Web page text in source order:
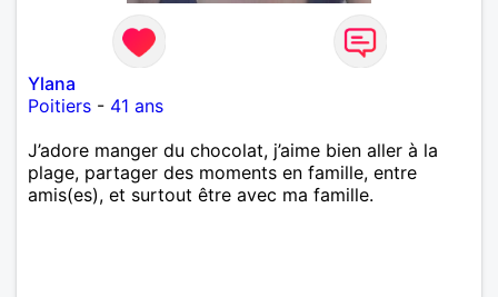
Ylana
Poitiers - 41 ans
J’adore manger du chocolat, j’aime bien aller à la
plage, partager des moments en famille, entre
amis(es), et surtout être avec ma famille.